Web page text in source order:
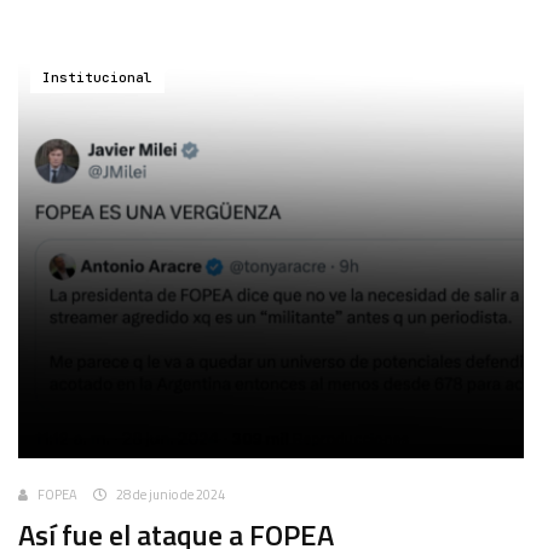
Institucional
FOPEA 28 de junio de 2024
Así fue el ataque a FOPEA